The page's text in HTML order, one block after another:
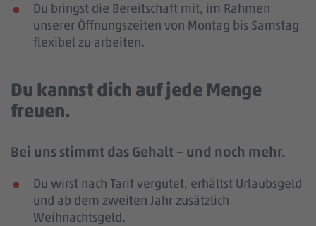
Du bringst die Bereitschaft mit, im Rahmen
unserer Öffnungszeiten von Montag bis Samstag
flexibel zu arbeiten.
Du kannst dich auf jede Menge
freuen.
Bei uns stimmt das Gehalt – und noch mehr.
Du wirst nach Tarif vergütet, erhältst Urlaubsgeld
und ab dem zweiten Jahr zusätzlich
Weihnachtsgeld.